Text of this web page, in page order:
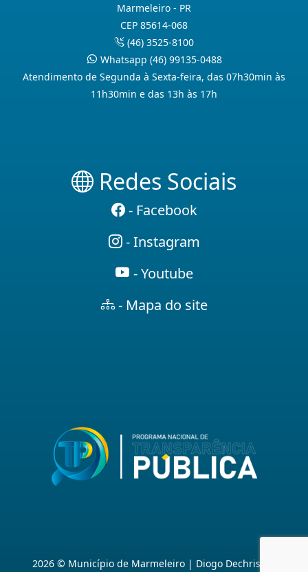
Marmeleiro - PR
CEP 85614-068
(46) 3525-8100
Whatsapp (46) 99135-0488
Atendimento de Segunda à Sexta-feira, das 07h30min às
11h30min e das 13h às 17h
Redes Sociais
- Facebook
- Instagram
- Youtube
- Mapa do site
2026 © Município de Marmeleiro | Diogo Dechristan